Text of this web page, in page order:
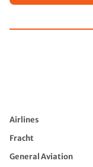
Airlines
Fracht
General Aviation